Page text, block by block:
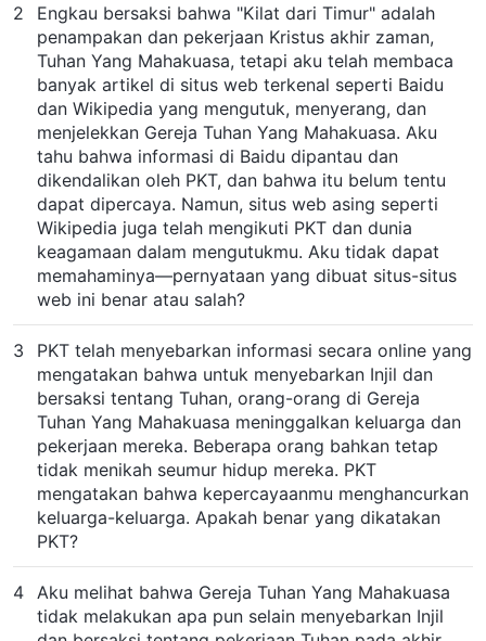
2
Engkau bersaksi bahwa "Kilat dari Timur" adalah
penampakan dan pekerjaan Kristus akhir zaman,
Tuhan Yang Mahakuasa, tetapi aku telah membaca
banyak artikel di situs web terkenal seperti Baidu
dan Wikipedia yang mengutuk, menyerang, dan
menjelekkan Gereja Tuhan Yang Mahakuasa. Aku
tahu bahwa informasi di Baidu dipantau dan
dikendalikan oleh PKT, dan bahwa itu belum tentu
dapat dipercaya. Namun, situs web asing seperti
Wikipedia juga telah mengikuti PKT dan dunia
keagamaan dalam mengutukmu. Aku tidak dapat
memahaminya—pernyataan yang dibuat situs-situs
web ini benar atau salah?
3
PKT telah menyebarkan informasi secara online yang
mengatakan bahwa untuk menyebarkan Injil dan
bersaksi tentang Tuhan, orang-orang di Gereja
Tuhan Yang Mahakuasa meninggalkan keluarga dan
pekerjaan mereka. Beberapa orang bahkan tetap
tidak menikah seumur hidup mereka. PKT
mengatakan bahwa kepercayaanmu menghancurkan
keluarga-keluarga. Apakah benar yang dikatakan
PKT?
4
Aku melihat bahwa Gereja Tuhan Yang Mahakuasa
tidak melakukan apa pun selain menyebarkan Injil